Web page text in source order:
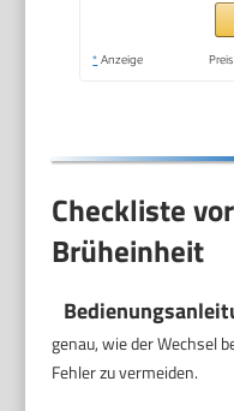
* Anzeige
Checkliste
Brüheinheit
genau, wie der Wechsel
Fehler zu vermeiden.